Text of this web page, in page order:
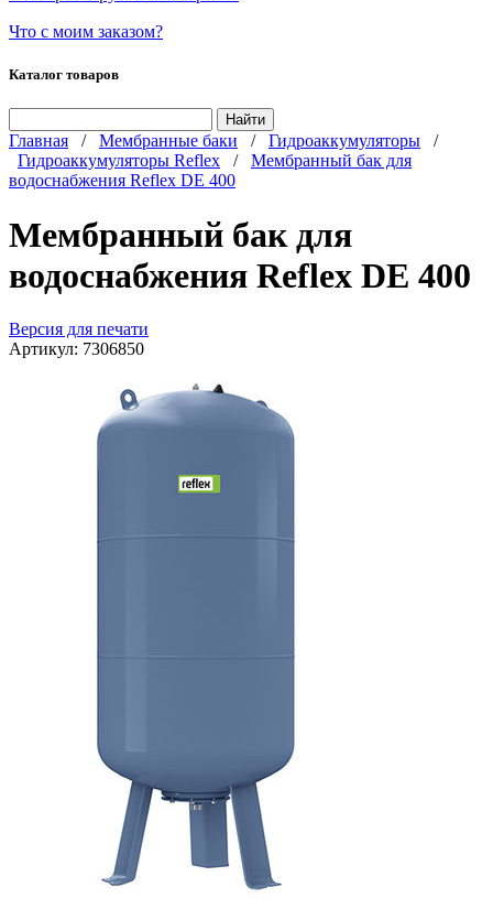
Что с моим заказом?
Каталог товаров
Главная / Мембранные баки / Гидроаккумуляторы /
Гидроаккумуляторы Reflex / Мембранный бак для
водоснабжения Reflex DE 400
Мембранный бак для
водоснабжения Reflex DE 400
Версия для печати
Артикул: 7306850